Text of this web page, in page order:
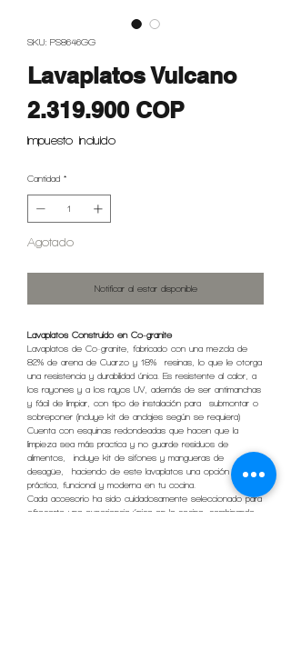
SKU: PS8646GG
Lavaplatos Vulcano
2.319.900 COPPrecio
Impuesto incluido
Cantidad *
Agotado
Notificar al estar disponible
Lavaplatos Construido en Co-granite
Lavaplatos de Co-granite, fabricado con una mezcla de
82% de arena de Cuarzo y 18% resinas, lo que le otorga
una resistencia y durabilidad única. Es resistente al calor, a
los rayones y a los rayos UV, además de ser antimanchas
y fácil de limpiar, con tipo de instalación para submontar o
sobreponer (incluye kit de anclajes según se requiera)
Cuenta con esquinas redondeadas que hacen que la
limpieza sea más practica y no guarde residuos de
alimentos, incluye kit de sifones y mangueras de
desagüe, haciendo de este lavaplatos una opción
práctica, funcional y moderna en tu cocina.
Cada accesorio ha sido cuidadosamente seleccionado para
ofrecerte una experiencia única en la cocina, combinando